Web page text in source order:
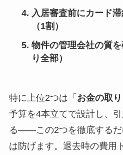
入居審査前にカード
（1割）
物件の管理会社の質
り全部）
特に上位2つは「 お金の取
予算を4本立てで設計し、
る——この2つを徹底するだ
は防げます。退去時の費用